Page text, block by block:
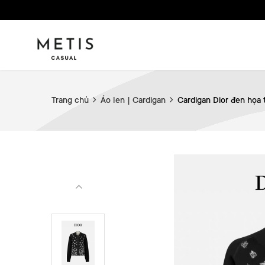
Trang chủ Áo len | Cardigan Cardigan Dior đen họa